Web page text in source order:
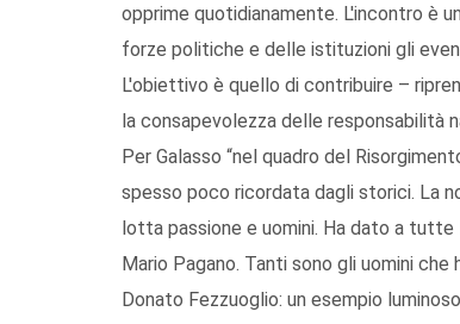
opprime quotidianamente. L'incontro è
forze politiche e delle istituzioni gli
L'obiettivo è quello di contribuire –
la consapevolezza delle responsabilità
Per Galasso “nel quadro del
spesso poco ricordata dagli storici. La
lotta passione e uomini. Ha dato a tutte
Mario Pagano. Tanti sono gli uomini
Donato Fezzuoglio: un esempio